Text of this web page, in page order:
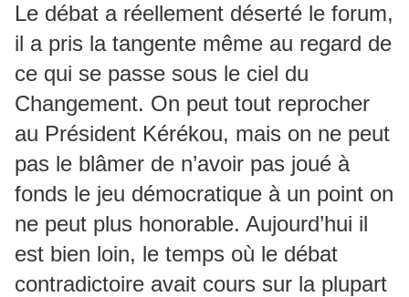
Le débat a réellement déserté le forum,
il a pris la tangente même au regard de
ce qui se passe sous le ciel du
Changement. On peut tout reprocher
au Président Kérékou, mais on ne peut
pas le blâmer de n’avoir pas joué à
fonds le jeu démocratique à un point on
ne peut plus honorable. Aujourd’hui il
est bien loin, le temps où le débat
contradictoire avait cours sur la plupart